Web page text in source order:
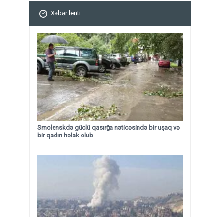
Xəbər lenti
Smolenskdə güclü qasırğa nəticəsində bir uşaq və
bir qadın həlak olub